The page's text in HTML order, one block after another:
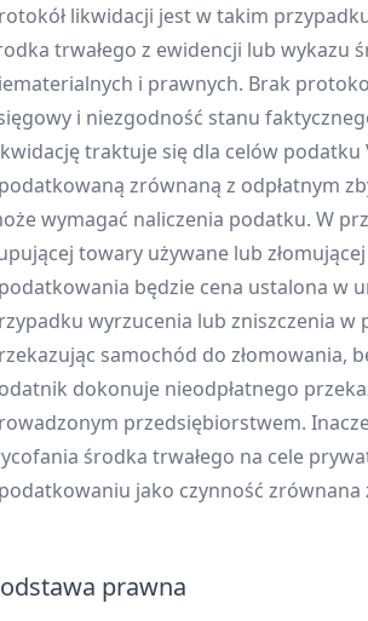
likwidacji jest w takim
trwałego z ewidencji lub wykazu
i prawnych. Brak
i niezgodność stanu
traktuje się dla celów podatku
zrównaną z odpłatnym
wymagać naliczenia podatku. W
towary używane lub
będzie cena ustalona w
wyrzucenia lub zniszczenia w
samochód do złomowania,
dokonuje nieodpłatnego
przedsiębiorstwem.
środka trwałego na cele
jako czynność zrównana
prawna